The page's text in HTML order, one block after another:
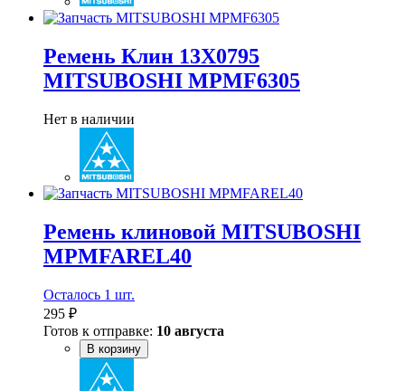
Ремень Клин 13X0795
MITSUBOSHI MPMF6305
Нет в наличии
Ремень клиновой MITSUBOSHI
MPMFAREL40
Осталось 1 шт.
295 ₽
Готов к отправке: 10 августа
В корзину